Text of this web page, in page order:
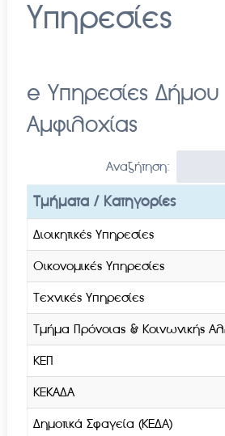
Υπηρεσίες
e Υπηρεσίες Δήμου
Αμφιλοχίας
Αναζήτηση:
Τμήματα / Κατηγορίες
Διοικητικές Υπηρεσίες
Οικονομικές Υπηρεσίες
Τεχνικές Υπηρεσίες
Τμήμα Πρόνοιας & Κοινωνικής
ΚΕΠ
ΚΕΚΑΔΑ
Δημοτικά Σφαγεία (ΚΕΔΑ)